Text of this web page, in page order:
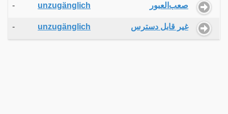
- unzugänglich صعب‌العبور
- unzugänglich غیر قابل دسترس